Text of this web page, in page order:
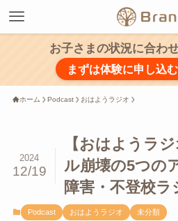
お子さまの状況に合わ
まずは体験に申し込
ホーム Podcast おはようラジオ
【おはようラ
ル崩壊の5つの
障害・不登校ラ
2024
12/19
Podcast おはようラジオ 未分類